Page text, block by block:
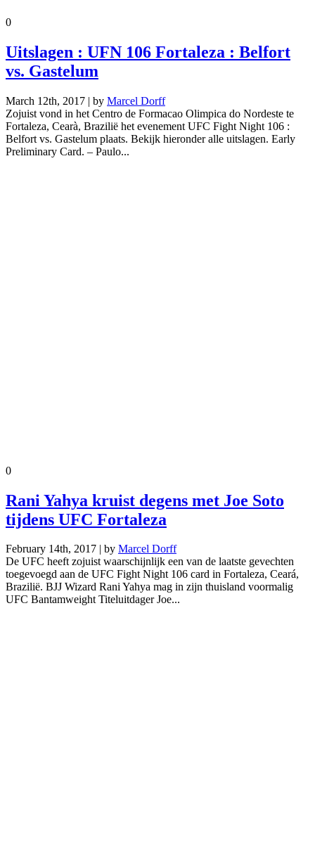
0
Uitslagen : UFN 106 Fortaleza : Belfort
vs. Gastelum
March 12th, 2017 | by Marcel Dorff
Zojuist vond in het Centro de Formacao Olimpica do Nordeste te
Fortaleza, Cearà, Brazilië het evenement UFC Fight Night 106 :
Belfort vs. Gastelum plaats. Bekijk hieronder alle uitslagen. Early
Preliminary Card. – Paulo...
0
Rani Yahya kruist degens met Joe Soto
tijdens UFC Fortaleza
February 14th, 2017 | by Marcel Dorff
De UFC heeft zojuist waarschijnlijk een van de laatste gevechten
toegevoegd aan de UFC Fight Night 106 card in Fortaleza, Ceará,
Brazilië. BJJ Wizard Rani Yahya mag in zijn thuisland voormalig
UFC Bantamweight Titeluitdager Joe...